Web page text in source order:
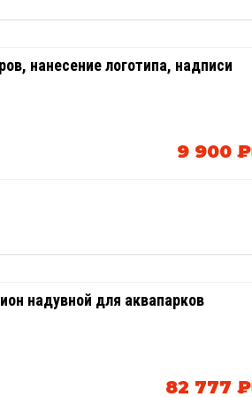
нанесение логотипа, надписи
9 900 ₽
надувной для аквапарков
82 777 ₽